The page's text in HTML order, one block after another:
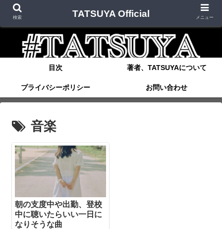
目次 著者、TATSUYAについて
プライバシーポリシー お問い合わせ
音楽
朝の支度中や出勤、登校
中に聴いたらいい一日に
なりそうな曲
検索 TATSUYA Official メニュー